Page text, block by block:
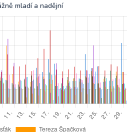
mladí a nadějní